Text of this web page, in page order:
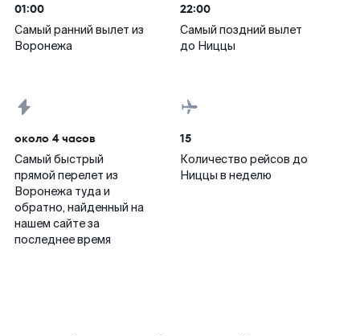
01:00
Самый ранний вылет из
Воронежа
22:00
Самый поздний вылет
до Ниццы
около 4 часов
Самый быстрый
прямой перелет из
Воронежа туда и
обратно, найденный на
нашем сайте за
последнее время
15
Количество рейсов до
Ниццы в неделю